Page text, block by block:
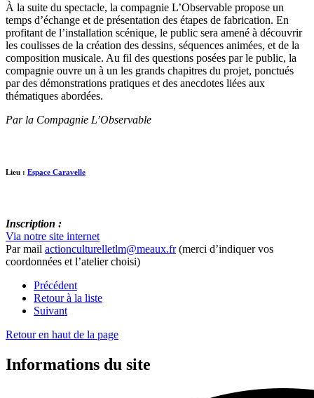
À la suite du spectacle, la compagnie L’Observable propose un
temps d’échange et de présentation des étapes de fabrication. En
profitant de l’installation scénique, le public sera amené à découvrir
les coulisses de la création des dessins, séquences animées, et de la
composition musicale. Au fil des questions posées par le public, la
compagnie ouvre un à un les grands chapitres du projet, ponctués
par des démonstrations pratiques et des anecdotes liées aux
thématiques abordées.
Par la Compagnie L’Observable
Lieu : Espace Caravelle
Inscription :
Via notre site internet
Par mail actionculturelletlm@meaux.fr(merci d’indiquer vos
coordonnées et l’atelier choisi)
Précédent
Retour à la liste
Suivant
Retour en haut de la page
Informations du site